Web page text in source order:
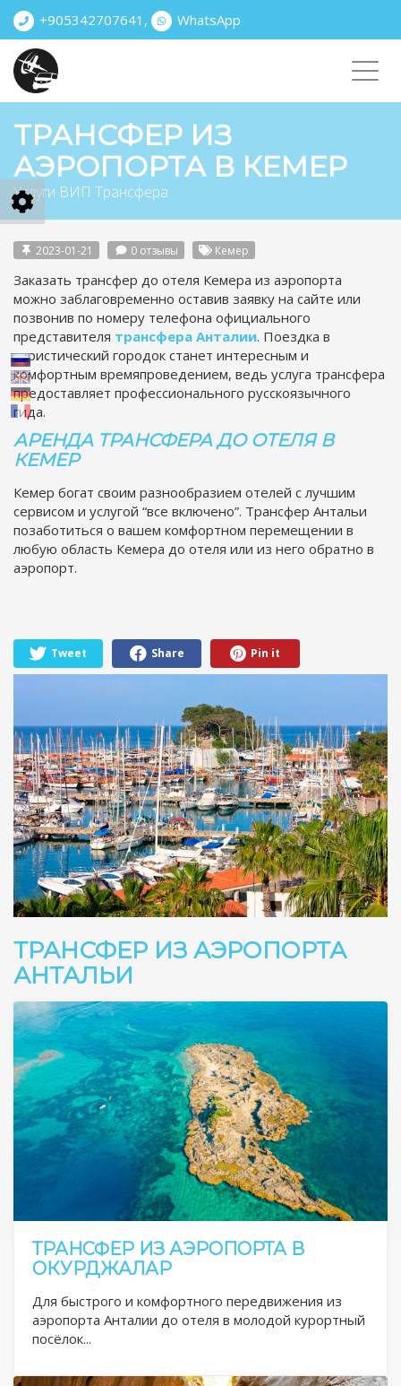
+905342707641 , WhatsApp
ТРАНСФЕР ИЗ
АЭРОПОРТА В КЕМЕР
Услуги ВИП Трансфера
2023-01-21 0 отзывы Кемер
Заказать трансфер до отеля Кемера из аэропорта
можно заблаговременно оставив заявку на сайте или
позвонив по номеру телефона официального
представителя трансфера Анталии. Поездка в
туристический городок станет интересным и
комфортным времяпроведением, ведь услуга трансфера
предоставляет профессионального русскоязычного
гида.
АРЕНДА ТРАНСФЕРАДО ОТЕЛЯ В
КЕМЕР
Кемер богат своим разнообразием отелей с лучшим
сервисом и услугой “все включено”. Трансфер Антальи
позаботиться о вашем комфортном перемещении в
любую область Кемера до отеля или из него обратно в
аэропорт.
Tweet Share Pin it
ТРАНСФЕР ИЗ АЭРОПОРТА
АНТАЛЬИ
ТРАНСФЕР ИЗ АЭРОПОРТА В
ОКУРДЖАЛАР
Для быстрого и комфортного передвижения из
аэропорта Анталии до отеля в молодой курортный
посёлок...